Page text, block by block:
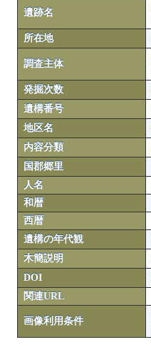
遺跡名
所在地
調査主体
発掘次数
遺構番号
地区名
内容分類
国郡郷里
人名
和暦
西暦
遺構の年代観
木簡説明
DOI
関連URL
画像利用条件